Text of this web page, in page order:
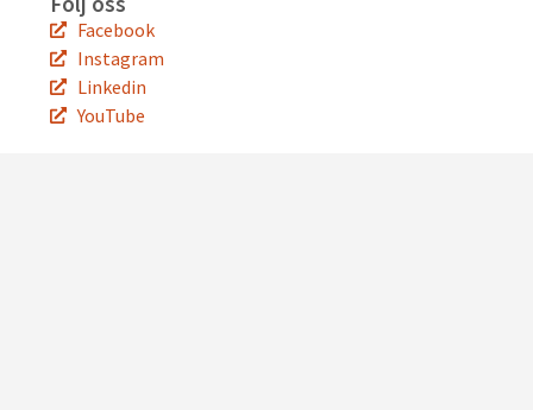
Facebook
Instagram
Linkedin
YouTube